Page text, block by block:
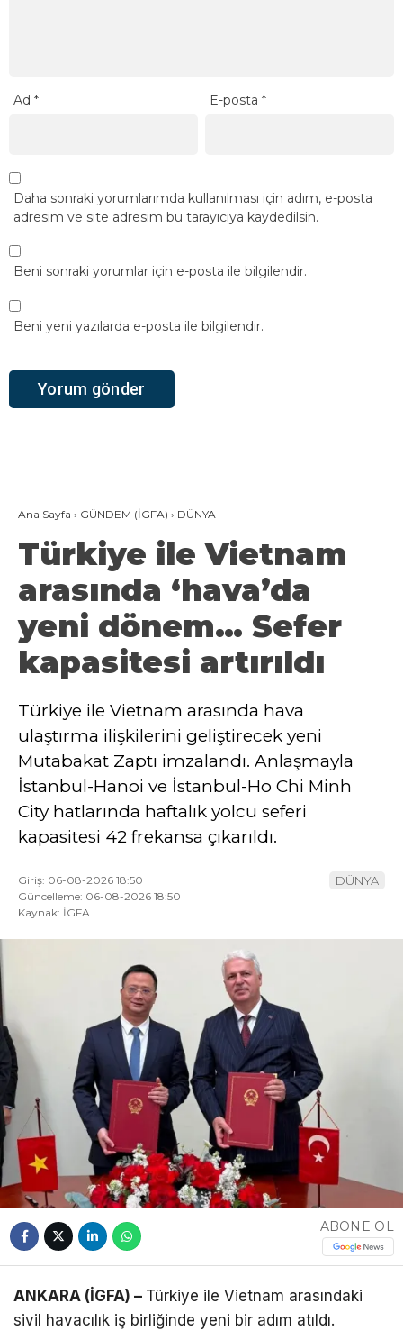
Ad * E-posta*
Daha sonraki yorumlarımda kullanılması için adım, e-posta
adresim ve site adresim bu tarayıcıya kaydedilsin.
Beni sonraki yorumlar için e-posta ile bilgilendir.
Beni yeni yazılarda e-posta ile bilgilendir.
Ana Sayfa › GÜNDEM (İGFA) › DÜNYA
Türkiye ile Vietnam
arasında ‘hava’da
yeni dönem… Sefer
kapasitesi artırıldı
Türkiye ile Vietnam arasında hava
ulaştırma ilişkilerini geliştirecek yeni
Mutabakat Zaptı imzalandı. Anlaşmayla
İstanbul-Hanoi ve İstanbul-Ho Chi Minh
City hatlarında haftalık yolcu seferi
kapasitesi 42 frekansa çıkarıldı.
Giriş: 06-08-2026 18:50
Güncelleme: 06-08-2026 18:50
Kaynak: İGFA
DÜNYA
ABONE OL
ANKARA (İGFA) – Türkiye ile Vietnam arasındaki
sivil havacılık iş birliğinde yeni bir adım atıldı.